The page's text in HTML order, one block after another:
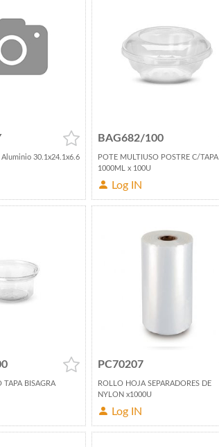
Aluminio 30.1x24.1x6.6
BAG682/100
POTE MULTIUSO POSTRE C/TAPA
1000ML x 100U
Log IN
TAPA BISAGRA
PC70207
ROLLO HOJA SEPARADORES DE
NYLON x1000U
Log IN